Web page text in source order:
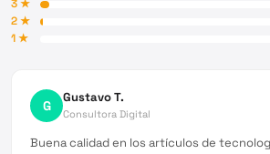
3★
2★
1★
G Gustavo T.
Consultora Digital
Buena calidad en los artículos de